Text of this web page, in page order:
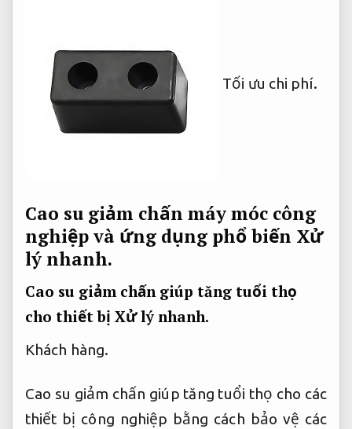
Tối ưu chi phí.
Cao su giảm chấn máy móc công
nghiệp và ứng dụng phổ biến Xử
lý nhanh.
Cao su giảm chấn giúp tăng tuổi thọ
cho thiết bị Xử lý nhanh.
Khách hàng.
Cao su giảm chấn giúp tăng tuổi thọ cho các
thiết bị công nghiệp bằng cách bảo vệ các